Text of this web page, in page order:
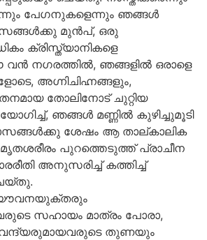
പേഗനുകളെന്നും ഞങ്ങള്‍
മാസങ്ങള്‍ക്കു മുന്‍പ്, ഒരു
ക്രിസ്ത്യാനികളെ
നഗരത്തില്‍, ഞങ്ങളില്‍ ഒരാളെ
അഗ്നിചിഹ്നങ്ങളും,
തോലിനോട് ചുറ്റിയ
ഞങ്ങള്‍ മണ്ണില്‍ കുഴിച്ചുമൂടി
ശേഷം ആ താല്കാലിക
പുറത്തെടുത്ത് പ്രാചീന
അനുസരിച്ച് കത്തിച്ച്
സഹായം മാത്രം പോരാ,
തുണയും